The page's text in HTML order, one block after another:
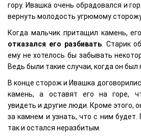
гору. Ивашка очень обрадовался и
вернуть молодость угрюмому
Когда мальчик притащил камень,
отказался его разбивать. Старик
ему не хотелось бы забывать
Ведь были такие случаи, когда он был
В конце сторож и Ивашка
камень, а оставят его на горе,
увидеть и другие люди. Кроме этого,
за камнем и узнать, что с ним
так и остался неразбитым.